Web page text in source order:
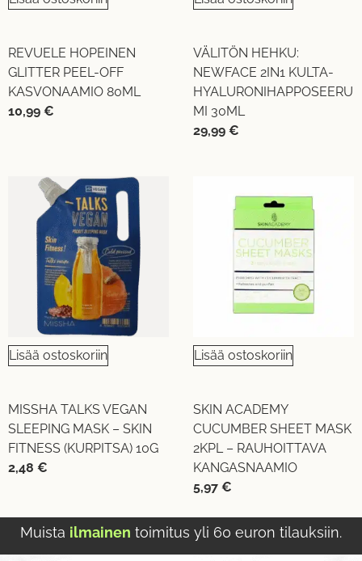
REVUELE HOPEINEN
GLITTER PEEL-OFF
KASVONAAMIO 80ML
10,99 €
VÄLITÖN HEHKU:
NEWFACE 2IN1 KULTA-
HYALURONIHAPPOSEERU
MI 30ML
29,99 €
Lisää ostoskoriin
MISSHA TALKS VEGAN
SLEEPING MASK – SKIN
FITNESS (KURPITSA) 10G
2,48 €
Lisää ostoskoriin
SKIN ACADEMY
CUCUMBER SHEET MASK
2KPL – RAUHOITTAVA
KANGASNAAMIO
5,97 €
Muista ilmainen toimitus yli 60 euron tilauksiin.